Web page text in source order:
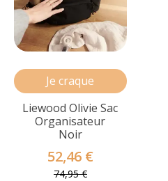
Je craque
Liewood Olivie Sac
Organisateur
Noir
52,46 €
74,95 €